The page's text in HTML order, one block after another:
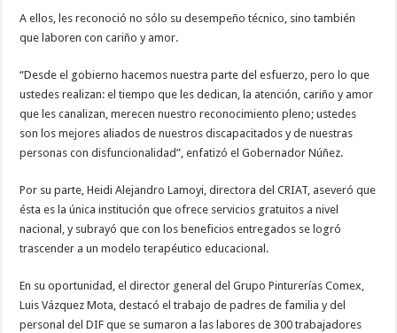
A ellos, les reconoció no sólo su desempeño técnico, sino también
que laboren con cariño y amor.
“Desde el gobierno hacemos nuestra parte del esfuerzo, pero lo que
ustedes realizan: el tiempo que les dedican, la atención, cariño y amor
que les canalizan, merecen nuestro reconocimiento pleno; ustedes
son los mejores aliados de nuestros discapacitados y de nuestras
personas con disfuncionalidad”, enfatizó el Gobernador Núñez.
Por su parte, Heidi Alejandro Lamoyi, directora del CRIAT, aseveró que
ésta es la única institución que ofrece servicios gratuitos a nivel
nacional, y subrayó que con los beneficios entregados se logró
trascender a un modelo terapéutico educacional.
En su oportunidad, el director general del Grupo Pinturerías Comex,
Luis Vázquez Mota, destacó el trabajo de padres de familia y del
personal del DIF que se sumaron a las labores de 300 trabajadores